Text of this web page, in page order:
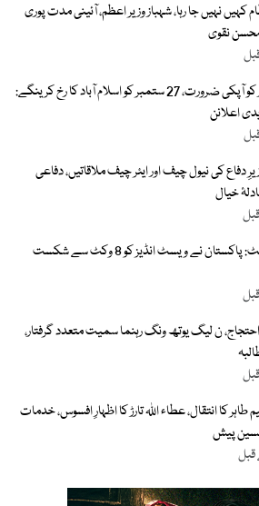
کہیں نہیں جا رہا، شہباز وزیر اعظم، آئینی مدت پوری
نقوی
آپکے لیڈر کو آپکی ضرورت، 27 ستمبر کو اسلام آباد کا رخ کرینگے:
اعلانن
دفاع کی نیول چیف اور ایئر چیف ملاقاتیں، دفاعی
خیال
دوسرا ٹیسٹ: پاکستان نے ویسٹ انڈیز کو 8 وکٹ سے شکست
ن لیگ یوتھ ونگ رہنما سمیت متعدد گرفتار،
کا انتقال، عطاء اللہ تارڑ کا اظہارِ افسوس، خدمات
پیش